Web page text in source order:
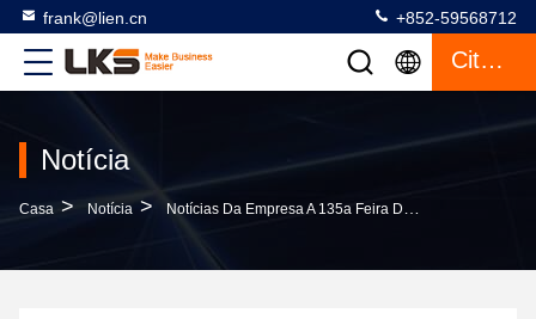
frank@lien.cn +852-59568712
Citações
Notícia
Casa > Notícia > Notícias Da Empresa A 135a Feira De Cantão Em Guangzhou Atraiu A Atenção!